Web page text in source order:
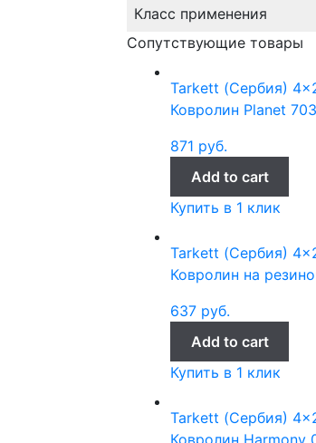
Класс применения
Сопутствующие товары
Tarkett (Сербия)
Ковролин Planet
871 руб.
Add to cart
Купить в 1 клик
Tarkett (Сербия)
Ковролин на
637 руб.
Add to cart
Купить в 1 клик
Tarkett (Сербия)
Ковролин Harmony